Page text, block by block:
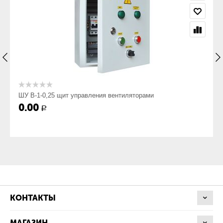
ШУ В-1-0,25 щит управления вентиляторами
0.00 Р
КОНТАКТЫ